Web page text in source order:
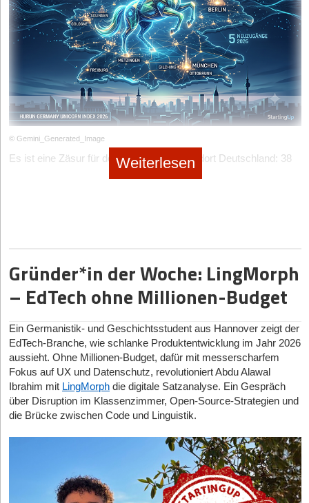
06.08.2026| Gründerstorys
Reflip: Die europäische Social-Media-Hoffnung
|News & Investments
Berliner FinTech Moss knackt die Milliardenmarke:
Ein genauer Blick auf das neue Unicorn
05.08.2026|News & Investments
Rebranding für die Europa-Expansion: Fraunhofer-
Spin-off Logistikbude firmiert künftig als Loopario
© Gemini_Generated_Image
Es ist eine Zäsur für den Technologie-Standort Deutschland: 38
Schweiz (8) und Schweden (5).
Helsing erstmals auf Platz 1: Das neue Flaggschiff der
An der Spitze des Index gab es einen spektakulären
Machtwechsel: Das 2021 gegründete KI-
Verteidigungsunternehmen Helsing
führt das Ranking mit einer
Bewertung von
16,6 Milliarden Euro als wertvollstes Einhorn
Deutschlands an. Ein Zuwachs von 11,6 Milliarden Euro
innerhalb eines einzigen Jahres unterstreicht das immense
Potenzial junger deutscher DeepTech-Unternehmen und setzt ein
weltweites Signal für europäische KI-Infrastruktur.
Deep-Tech, Rüstung & Fusionsenergie erreichen
historischen Höhepunkt
Weiterlesen
Gründer*in der Woche: LingMorph
– EdTech ohne Millionen-Budget
Ein Germanistik- und Geschichtsstudent aus Hannover zeigt der
EdTech-Branche, wie schlanke Produktentwicklung im Jahr 2026
aussieht. Ohne Millionen-Budget, dafür mit messerscharfem
Fokus auf UX und Datenschutz, revolutioniert Abdu Alawal
Ibrahim mit LingMorph die digitale Satzanalyse. Ein Gespräch
über Disruption im Klassenzimmer, Open-Source-Strategien und
die Brücke zwischen Code und Linguistik.